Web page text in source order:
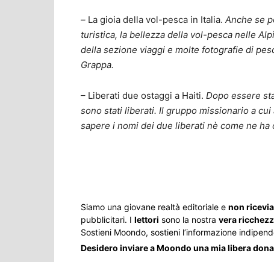
– La gioia della vol-pesca in Italia. Anche se
turistica, la bellezza della vol-pesca nelle
della sezione viaggi e molte fotografie di
Grappa.
– Liberati due ostaggi a Haiti. Dopo essere
sono stati liberati. Il gruppo missionario a
sapere i nomi dei due liberati nè come ne ha
Siamo una giovane realtà editoriale e non
pubblicitari. I lettori sono la nostra vera
Sostieni Moondo, sostieni l’informazione
Desidero inviare a Moondo una mia libera